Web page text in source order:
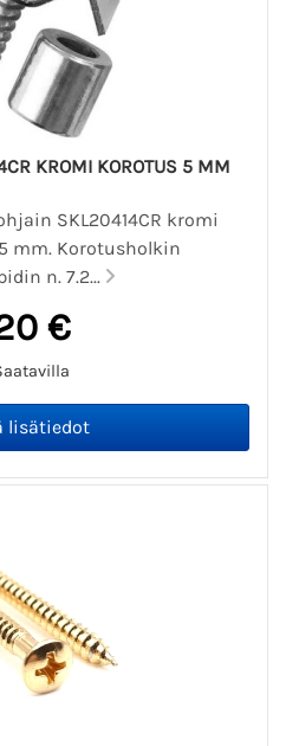
KROMI KOROTUS 5 MM
SKL20414CR kromi
mm. Korotusholkin
n. 7.2...
€